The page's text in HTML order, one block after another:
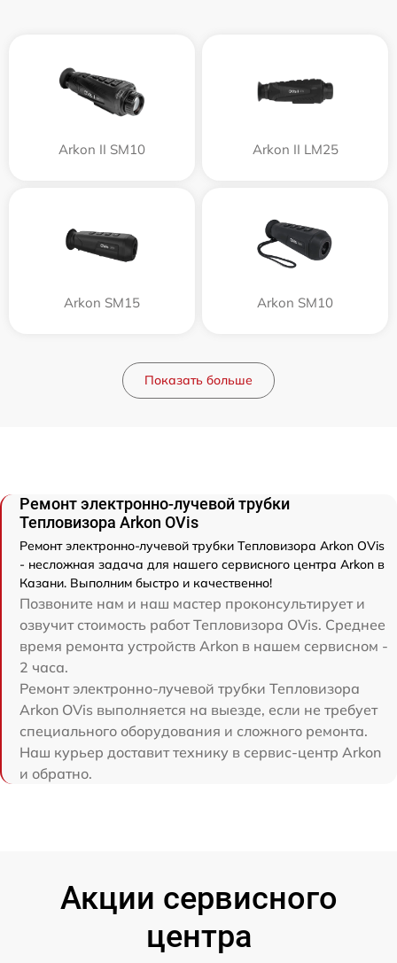
Arkon II SM10 Arkon II LM25
Arkon SM15 Arkon SM10
Показать больше
Ремонт электронно-лучевой трубки
Тепловизора Arkon OVis
Ремонт электронно-лучевой трубки Тепловизора Arkon OVis
- несложная задача для нашего сервисного центра Arkon в
Казани. Выполним быстро и качественно!
Позвоните нам и наш мастер проконсультирует и
озвучит стоимость работ Тепловизора OVis. Среднее
время ремонта устройств Arkon в нашем сервисном -
2 часа.
Ремонт электронно-лучевой трубки Тепловизора
Arkon OVis выполняется на выезде, если не требует
специального оборудования и сложного ремонта.
Наш курьер доставит технику в сервис-центр Arkon
и обратно.
Акции сервисного
центра